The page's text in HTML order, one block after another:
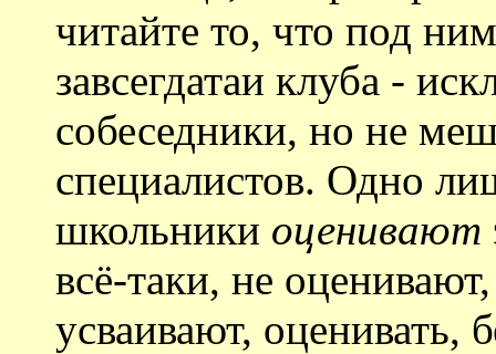
читайте то, что под
завсегдатаи клуба -
собеседники, но не
специалистов. Одно
школьники оценивают
всё-таки, не
усваивают, оценивать,